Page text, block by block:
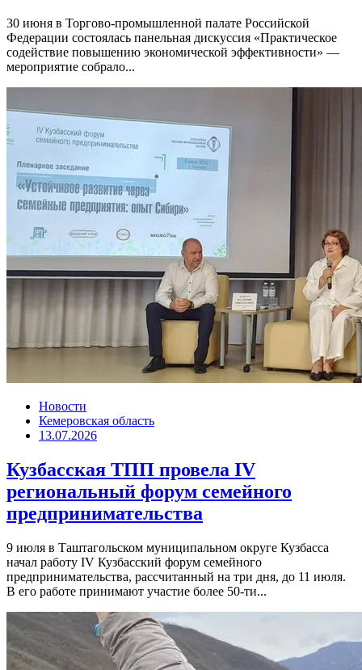
30 июня в Торгово-промышленной палате Российской
Федерации состоялась панельная дискуссия «Практическое
содействие повышению экономической эффективности» —
мероприятие собрало...
Новости
Кемеровская область
13.07.2026
Кузбасская ТПП провела IV
региональный форум семейного
предпринимательства
9 июля в Таштагольском муниципальном округе Кузбасса
начал работу IV Кузбасский форум семейного
предпринимательства, рассчитанный на три дня, до 11 июля.
В его работе принимают участие более 50-ти...